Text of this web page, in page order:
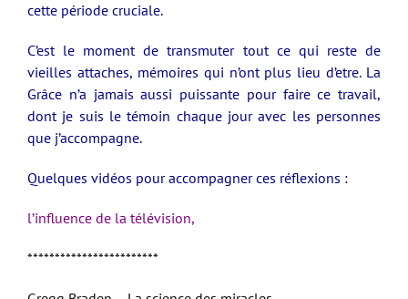
cette période cruciale.
C’est le moment de transmuter tout ce qui reste de
vieilles attaches, mémoires qui n’ont plus lieu d’etre. La
Grâce n’a jamais aussi puissante pour faire ce travail,
dont je suis le témoin chaque jour avec les personnes
que j’accompagne.
Quelques vidéos pour accompagner ces réflexions :
l’influence de la télévision,
************************